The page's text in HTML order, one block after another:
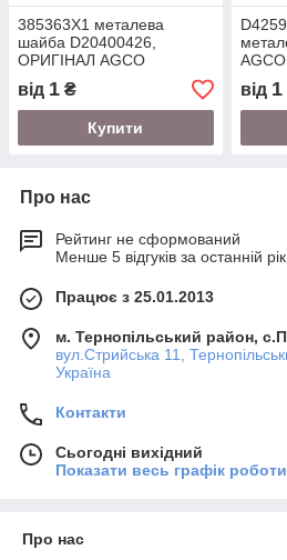
385363X1 металева
шайба D20400426,
ОРИГІНАЛ AGCO
від 1 ₴
Купити
AGCO
від 1
Про нас
Рейтинг не сформований
Менше 5 відгуків за останній рік
Працює з 25.01.2013
м. Тернопільський район,
вул.Стрийська 11,
Україна
Контакти
Сьогодні вихідний
Показати весь графік роботи
Про нас